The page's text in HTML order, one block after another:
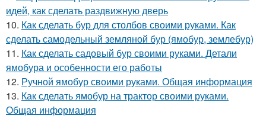
идей, как сделать раздвижную дверь
10. Как сделать бур для столбов своими руками. Как
сделать самодельный земляной бур (ямобур, землебур)
11. Как сделать садовый бур своими руками. Детали
ямобура и особенности его работы
12. Ручной ямобур своими руками. Общая информация
13. Как сделать ямобур на трактор своими руками.
Общая информация